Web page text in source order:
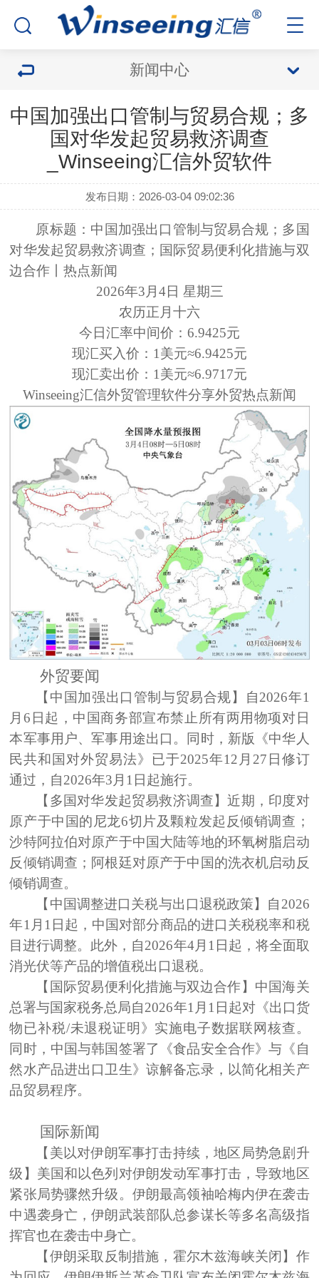
新闻中心
中国加强出口管制与贸易合规；多
国对华发起贸易救济调查
_Winseeing汇信外贸软件
发布日期：2026-03-04 09:02:36
原标题：中国加强出口管制与贸易合规；多国
对华发起贸易救济调查；国际贸易便利化措施与双
边合作丨热点新闻
2026年3月4日 星期三
农历正月十六
今日汇率中间价： 6.9425元
现汇买入价： 1美元≈6.9425元
现汇卖出价： 1美元≈6.9717元
Winseeing汇信外贸管理软件分享外贸热点新闻
外贸要闻
【中国加强出口管制与贸易合规】
自2026年1
月6日起，中国商务部宣布禁止所有两用物项对日
本军事用户、军事用途出口。同时，新版《中华人
民共和国对外贸易法》已于2025年12月27日修订
通过，自2026年3月1日起施行。
【多国对华发起贸易救济调查】近期，印度对
原产于中国的尼龙6切片及颗粒发起反倾销调查；
沙特阿拉伯对原产于中国大陆等地的环氧树脂启动
反倾销调查；阿根廷对原产于中国的洗衣机启动反
倾销调查。
【中国调整进口关税与出口退税政策】 自2026
年1月1日起，中国对部分商品的进口关税税率和税
目进行调整。此外，自2026年4月1日起，将全面取
消光伏等产品的增值税出口退税。
【国际贸易便利化措施与双边合作】 中国海关
总署与国家税务总局自2026年1月1日起对《出口货
物已补税/未退税证明》实施电子数据联网核查。
同时，中国与韩国签署了《食品安全合作》与《自
然水产品进出口卫生》谅解备忘录，以简化相关产
品贸易程序。
国际新闻
【美以对伊朗军事打击持续，地区局势急剧升
级】 美国和以色列对伊朗发动军事打击，导致地区
紧张局势骤然升级。伊朗最高领袖哈梅内伊在袭击
中遇袭身亡，伊朗武装部队总参谋长等多名高级指
挥官也在袭击中身亡。
【伊朗采取反制措施，霍尔木兹海峡关闭】 作